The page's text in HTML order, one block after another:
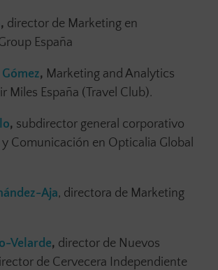
, director de Marketing en
España
, Marketing and Analytics
Miles España (Travel Club).
, subdirector general corporativo
Comunicación en Opticalia Global
Aja, directora de Marketing
Velarde, director de Nuevos
de Cervecera Independiente